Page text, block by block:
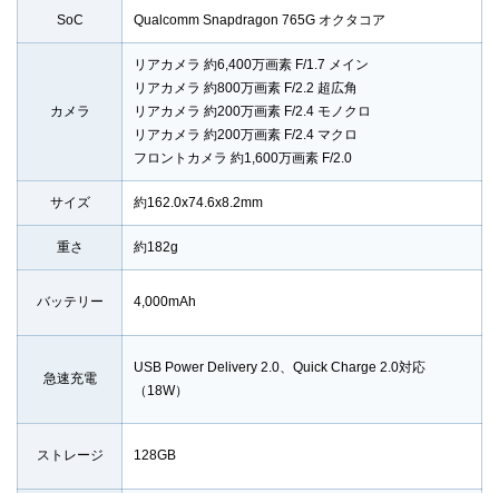
SoC Qualcomm Snapdragon 765G オクタコア
カメラ
リアカメラ 約6,400万画素 F/1.7 メイン
リアカメラ 約800万画素 F/2.2 超広角
リアカメラ 約200万画素 F/2.4 モノクロ
リアカメラ 約200万画素 F/2.4 マクロ
フロントカメラ 約1,600万画素 F/2.0
サイズ 約162.0x74.6x8.2mm
重さ 約182g
バッテリー 4,000mAh
急速充電
USB Power Delivery 2.0、Quick Charge 2.0対応
（18W）
ストレージ 128GB